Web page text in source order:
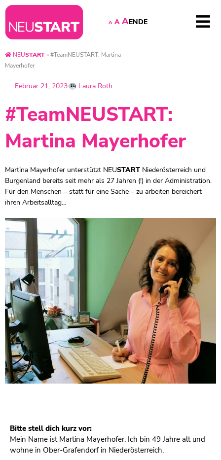
A A AENDE
NEUSTART»#TeamNEUSTART: Martina
Mayerhofer
Februar 21, 2023 Laura Roth
#TeamNEUSTART:
Martina Mayerhofer
Martina Mayerhofer unterstützt NEUSTART Niederösterreich und
Burgenland bereits seit mehr als 27 Jahren (!) in der Administration.
Für den Menschen – statt für eine Sache – zu arbeiten bereichert
ihren Arbeitsalltag…
Bitte stell dich kurz vor:
Mein Name ist Martina Mayerhofer. Ich bin 49 Jahre alt und
wohne in Ober-Grafendorf in Niederösterreich.